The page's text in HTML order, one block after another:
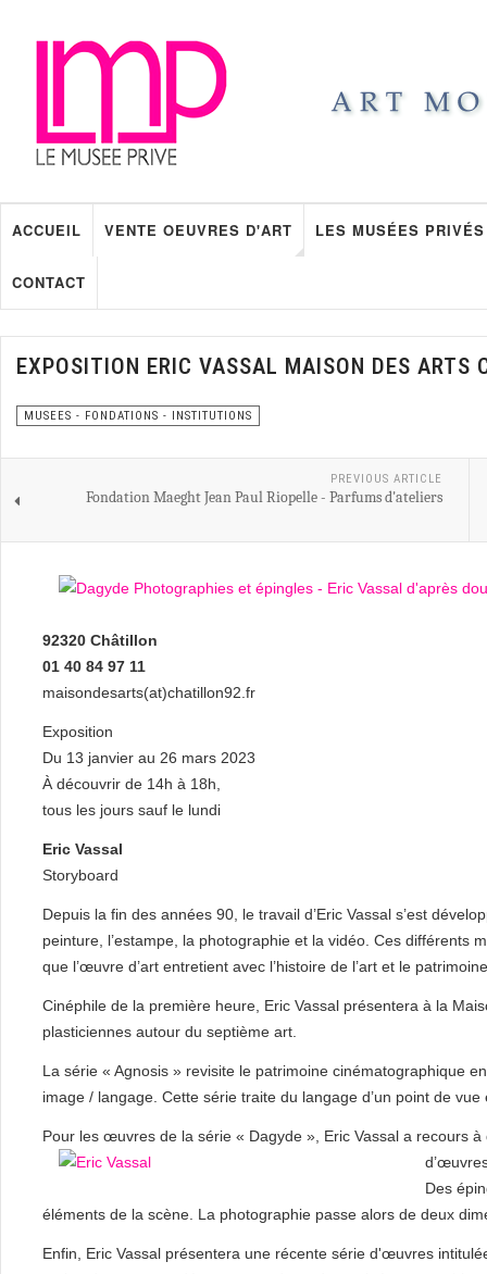
ACCUEIL VENTE OEUVRES D'ART LES MUSÉES PRIVÉS
CONTACT
EXPOSITION ERIC VASSAL MAISON DES ARTS
MUSEES - FONDATIONS - INSTITUTIONS
PREVIOUS ARTICLE
Fondation Maeght Jean Paul Riopelle - Parfums d'ateliers
92320 Châtillon
01 40 84 97 11
maisondesarts(at)chatillon92.fr
Exposition
Du 13 janvier au 26 mars 2023
À découvrir de 14h à 18h,
tous les jours sauf le lundi
Eric Vassal
Storyboard
Depuis la fin des années 90, le travail d’Eric Vassal s’est
peinture, l’estampe, la photographie et la vidéo. Ces différents
que l’œuvre d’art entretient avec l’histoire de l’art et le
Cinéphile de la première heure, Eric Vassal présentera à la
plasticiennes autour du septième art.
La série « Agnosis » revisite le patrimoine cinématographique
image / langage. Cette série traite du langage d’un point de
Pour les œuvres de la série « Dagyde », Eric Vassal a recours
Des
éléments de la scène. La photographie passe alors de deux
Enfin, Eric Vassal présentera une récente série d'œuvres